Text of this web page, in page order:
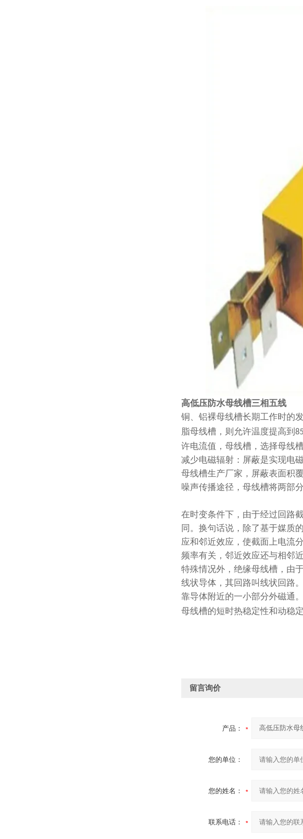
高低压防水母线槽三相五线
铜、铝裸母线槽长期工作时的
脂母线槽，则允许温度提高到 85
许电流值，母线槽，选择母线
减少电磁辐射：屏蔽是实现电
母线槽生产厂家，屏蔽表面积
噪声传播途径，母线槽将两部
在时变条件下，由于经过回路
同。换句话说，除了基于媒质
应和邻近效应，使截面上电流
频率有关，邻近效应还与相邻
特殊情况外，绝缘母线槽，由
线状导体，其回路叫线状回路
靠导体附近的一小部分外磁通
母线槽的短时热稳定性和动稳定
留言询价
产品：
您的单位：
您的姓名：
联系电话：